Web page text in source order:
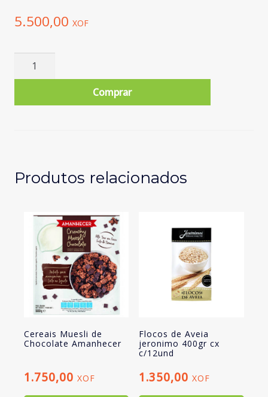
5.500,00 XOF
Quantidade
Infantil
Comprar
Produtos relacionados
Cereais Muesli de
Chocolate Amanhecer
1.750,00 XOF
Flocos de Aveia
jeronimo 400gr cx
c/12und
1.350,00XOF